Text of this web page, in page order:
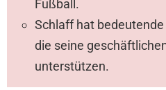
Fußball.
Schlaff hat
die seine
unterstützen.